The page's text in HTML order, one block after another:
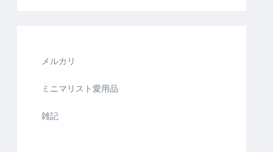
メルカリ
ミニマリスト愛用品
雑記